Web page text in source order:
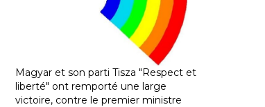
Hongrie : du changement pour
les politiques éducatives, aussi !
En Hongrie, le conservateur Peter
Magyar et son parti Tisza "Respect et
liberté" ont remporté une large
victoire, contre le premier ministre